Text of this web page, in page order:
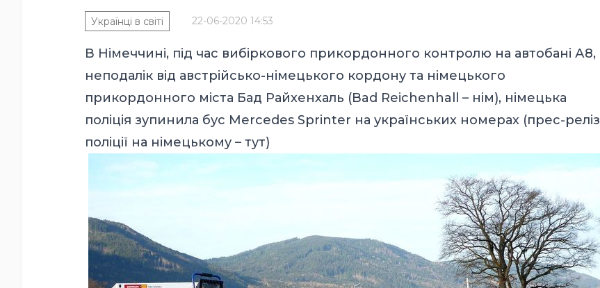
22-06-2020 14:53
Українці в світі
В Німеччині, під час вибіркового прикордонного контролю на автобані А8,
неподалік від австрійсько-німецького кордону та німецького
прикордонного міста Бад Райхенхаль (Bad Reichenhall – нім), німецька
поліція зупинила бус Mercedes Sprinter на українських номерах (прес-реліз
поліції на німецькому – тут)